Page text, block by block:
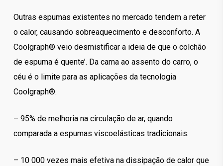
Outras espumas existentes no mercado tendem a reter
o calor, causando sobreaquecimento e desconforto. A
Coolgraph® veio desmistificar a ideia de que o colchão
de espuma é quente’. Da cama ao assento do carro, o
céu é o limite para as aplicações da tecnologia
Coolgraph®.
– 95% de melhoria na circulação de ar, quando
comparada a espumas viscoelásticas tradicionais.
– 10 000 vezes mais efetiva na dissipação de calor que